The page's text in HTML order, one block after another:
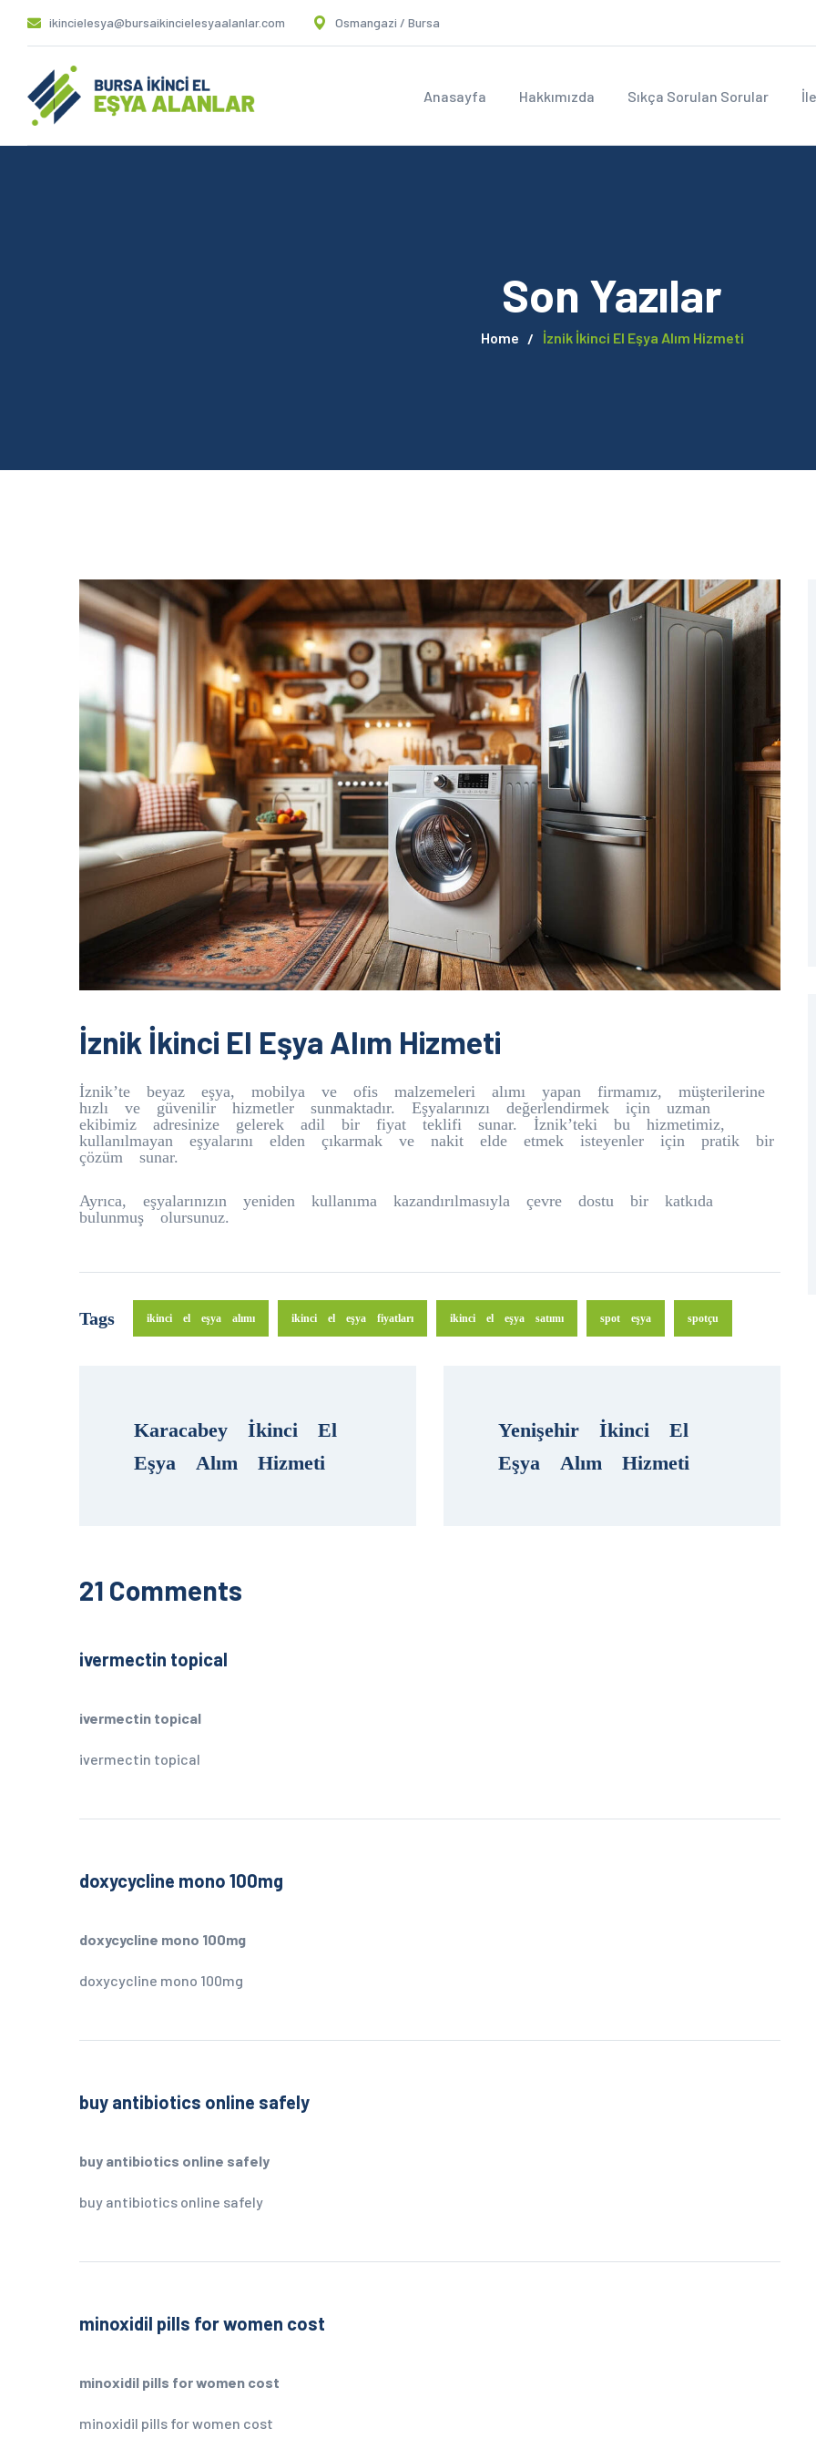
ikincielesya@bursaikincielesyaalanlar.com Osmangazi / Bursa
Anasayfa Hakkımızda Sıkça Sorulan Sorular
Home İznik İkinci El Eşya Alım Hizmeti
Son Yazılar
İznik İkinci El Eşya Alım Hizmeti
İznik’te beyaz eşya, mobilya ve ofis malzemeleri alımı yapan firmamız, müşterilerine
hızlı ve güvenilir hizmetler sunmaktadır. Eşyalarınızı değerlendirmek için uzman
ekibimiz adresinize gelerek adil bir fiyat teklifi sunar. İznik’teki bu hizmetimiz,
kullanılmayan eşyalarını elden çıkarmak ve nakit elde etmek isteyenler için pratik bir
çözüm sunar.
Ayrıca, eşyalarınızın yeniden kullanıma kazandırılmasıyla çevre dostu bir katkıda
bulunmuş olursunuz.
Tags ikinci el eşya alımı ikinci el eşya fiyatları ikinci el eşya satımı spot eşya spotçu
Karacabey İkinci El
Eşya Alım Hizmeti
Yenişehir İkinci El
Eşya Alım Hizmeti
21 Comments
ivermectin topical
ivermectin topical
ivermectin topical
doxycycline mono 100mg
doxycycline mono 100mg
doxycycline mono 100mg
buy antibiotics online safely
buy antibiotics online safely
buy antibiotics online safely
minoxidil pills for women cost
minoxidil pills for women cost
minoxidil pills for women cost